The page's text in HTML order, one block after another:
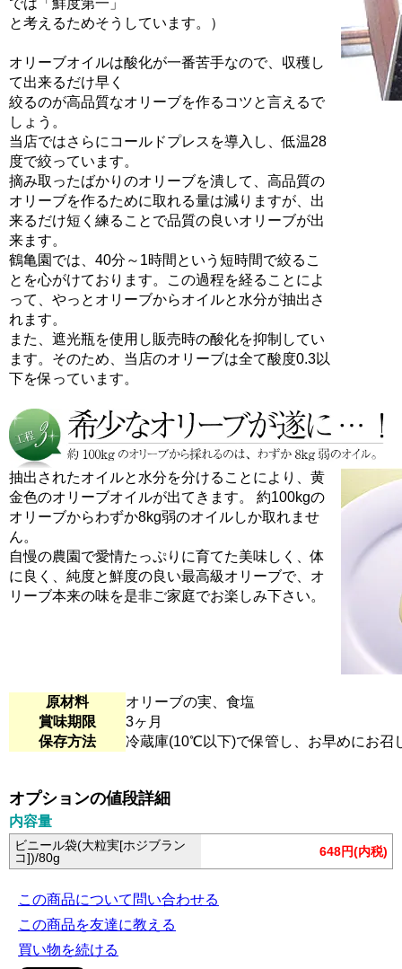
では「鮮度第一」
と考えるためそうしています。）
オリーブオイルは酸化が一番苦手なので、収穫し
て出来るだけ早く
絞るのが高品質なオリーブを作るコツと言えるで
しょう。
当店ではさらにコールドプレスを導入し、低温28
度で絞っています。
摘み取ったばかりのオリーブを潰して、高品質の
オリーブを作るために取れる量は減りますが、出
来るだけ短く練ることで品質の良いオリーブが出
来ます。
鶴亀園では、40分～1時間という短時間で絞るこ
とを心がけております。この過程を経ることによ
って、やっとオリーブからオイルと水分が抽出さ
れます。
また、遮光瓶を使用し販売時の酸化を抑制してい
ます。そのため、当店のオリーブは全て酸度0.3以
下を保っています。
抽出されたオイルと水分を分けることにより、黄
金色のオリーブオイルが出てきます。 約100kgの
オリーブからわずか8kg弱のオイルしか取れませ
ん。
自慢の農園で愛情たっぷりに育てた美味しく、体
に良く、純度と鮮度の良い最高級オリーブで、オ
リーブ本来の味を是非ご家庭でお楽しみ下さい。
原材料
オリーブの実、食塩
賞味期限
3ヶ月
保存方法
冷蔵庫(10℃以下)で保管し、お早めにお召
オプションの値段詳細
内容量
ビニール袋(大粒実[ホジブラン
コ])/80g
648円(内税)
この商品について問い合わせる
この商品を友達に教える
買い物を続ける